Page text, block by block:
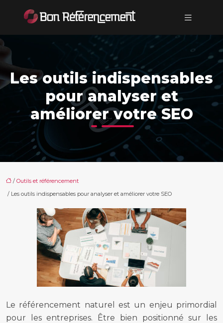
Les outils indispensables
pour analyser et
améliorer votre SEO
/ Outils et référencement
/ Les outils indispensables pour analyser et améliorer votre SEO
Le référencement naturel est un enjeu primordial
pour les entreprises. Être bien positionné sur les